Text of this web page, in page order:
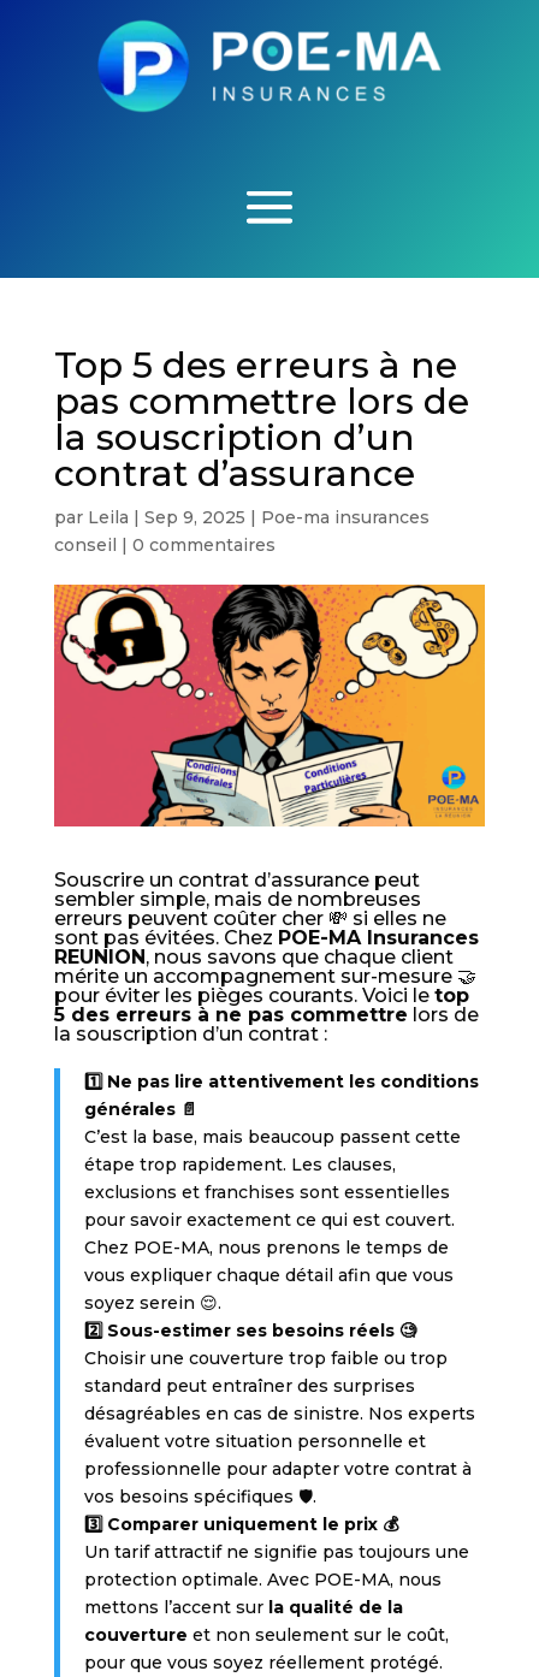
Top 5 des erreurs à ne
pas commettre lors de
la souscription d’un
contrat d’assurance
par Leila | Sep 9, 2025 | Poe-ma insurances
conseil | 0 commentaires
Souscrire un contrat d’assurance peut
sembler simple, mais de nombreuses
erreurs peuvent coûter cher 💸 si elles ne
sont pas évitées. Chez POE-MA Insurances
REUNION, nous savons que chaque client
mérite un accompagnement sur-mesure 🤝
pour éviter les pièges courants. Voici le top
5 des erreurs à ne pas commettre lors de
la souscription d’un contrat :
1️⃣ Ne pas lire attentivement les conditions
générales 📄
C’est la base, mais beaucoup passent cette
étape trop rapidement. Les clauses,
exclusions et franchises sont essentielles
pour savoir exactement ce qui est couvert.
Chez POE-MA, nous prenons le temps de
vous expliquer chaque détail afin que vous
soyez serein 😌.
2️⃣ Sous-estimer ses besoins réels 🧐
Choisir une couverture trop faible ou trop
standard peut entraîner des surprises
désagréables en cas de sinistre. Nos experts
évaluent votre situation personnelle et
professionnelle pour adapter votre contrat à
vos besoins spécifiques 🛡️.
3️⃣ Comparer uniquement le prix 💰
Un tarif attractif ne signifie pas toujours une
protection optimale. Avec POE-MA, nous
mettons l’accent sur la qualité de la
couverture et non seulement sur le coût,
pour que vous soyez réellement protégé.